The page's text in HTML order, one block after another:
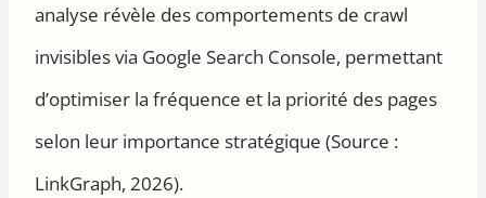
analyse révèle des comportements de crawl
invisibles via Google Search Console, permettant
d’optimiser la fréquence et la priorité des pages
selon leur importance stratégique (Source :
LinkGraph, 2026).